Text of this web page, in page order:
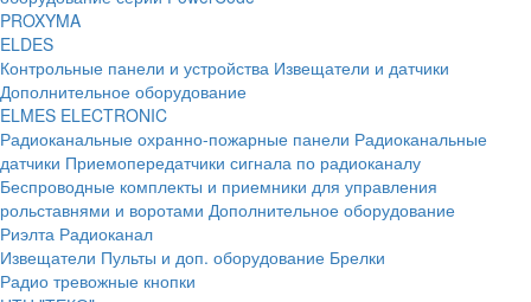
PROXYMA
ELDES
Контрольные панели и устройства Извещатели и датчики
Дополнительное оборудование
ELMES ELECTRONIC
Радиоканальные охранно-пожарные панели Радиоканальные
датчики Приемопередатчики сигнала по радиоканалу
Беспроводные комплекты и приемники для управления
рольставнями и воротами Дополнительное оборудование
Риэлта Радиоканал
Извещатели Пульты и доп. оборудование Брелки
Радио тревожные кнопки